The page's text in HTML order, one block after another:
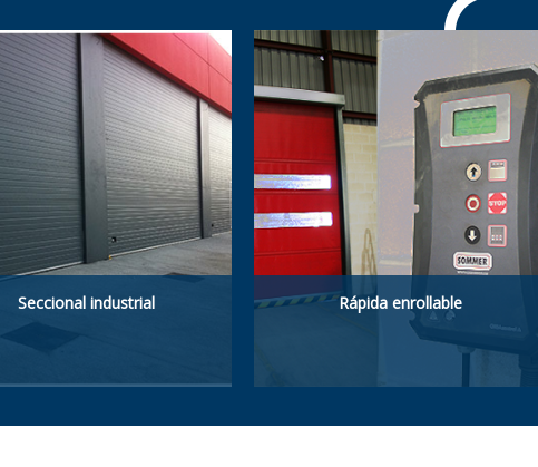
Seccional industrial Rápida enrollable